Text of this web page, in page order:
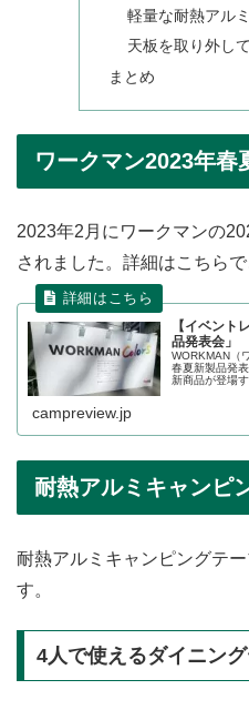
軽量な耐熱アル
天板を取り外し
まとめ
ワークマン2023年春
2023年2月にワークマンの
されました。詳細はこちらで
【イベント
品発表会」
WORKMAN（
春夏新製品発
新商品が登場
campreview.jp
耐熱アルミキャンピ
耐熱アルミキャンピングテ
す。
4人で使えるダイニン